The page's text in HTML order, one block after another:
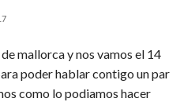
mallorca y nos vamos el 14
poder hablar contigo un par
como lo podiamos hacer